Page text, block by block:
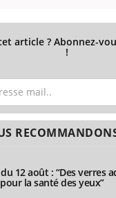
article ? Abonnez-
!
12 août : “Des verres
la santé des yeux”